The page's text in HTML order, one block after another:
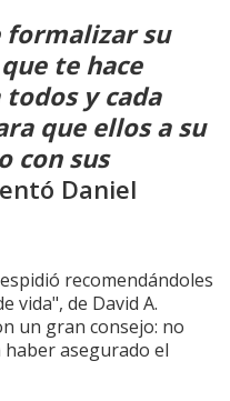
formalizar su
te hace
y cada
que ellos a su
con sus
Daniel
recomendándoles
vida", de David A.
un gran consejo: no
haber asegurado el